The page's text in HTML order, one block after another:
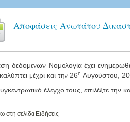
Αποφάσεις Ανωτάτου
δεδομένων Νομολογία έχει
μέχρι και την 26η Αυγούστου,
έλεγχο τους, επιλέξτε
στη σελίδα Ειδήσεις